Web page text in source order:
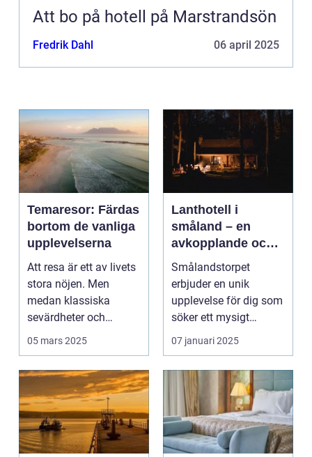
Att bo på hotell på Marstrandsön
Fredrik Dahl 06 april 2025
Temaresor: Färdas
bortom de vanliga
upplevelserna
Att resa är ett av livets
stora nöjen. Men
medan klassiska
sevärdheter och
typiska re...
05 mars 2025
Lanthotell i
småland – en
avkopplande och
hållbar vistelse på
smålandstorpet
Smålandstorpet
erbjuder en unik
upplevelse för dig som
söker ett mysigt
lanthotell i...
07 januari 2025